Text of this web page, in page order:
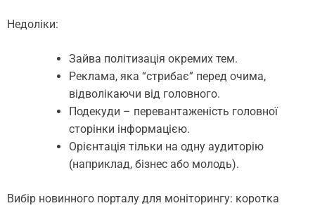
Недоліки:
Зайва політизація окремих тем.
Реклама, яка “стрибає” перед очима,
відволікаючи від головного.
Подекуди – перевантаженість головної
сторінки інформацією.
Орієнтація тільки на одну аудиторію
(наприклад, бізнес або молодь).
Вибір новинного порталу для моніторингу: коротка